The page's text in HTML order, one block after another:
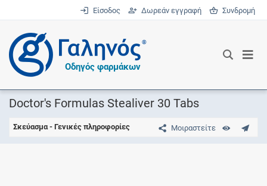
Είσοδος Δωρεάν εγγραφή Συνδρομή
®
Οδηγός φαρμάκων
Doctor's Formulas Stealiver 30 Tabs
Μοιραστείτε
Σκεύασμα - Γενικές πληροφορίες